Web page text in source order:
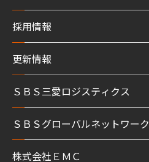
採用情報
更新情報
ＳＢＳ三愛ロジスティクス
ＳＢＳグローバルネットワーク
株式会社ＥＭＣ